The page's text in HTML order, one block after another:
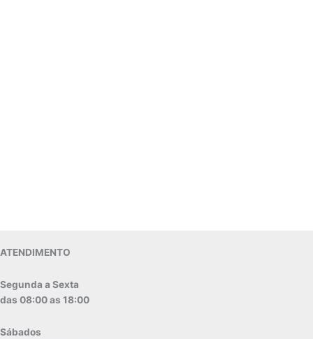
ATENDIMENTO
Segunda a Sexta
das 08:00 as 18:00
Sábados